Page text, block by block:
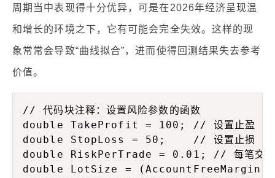
周期当中表现得十分优异，可是在2026年经济呈现温
和增长的环境之下，它有可能会完全失效。这样的现
象常常会导致“曲线拟合”，进而使得回测结果失去参考
价值。
// 代码块注释：设置风险参数的函数
double TakeProfit = 100; // 设置止盈
double StopLoss = 50;    // 设置止损
double RiskPerTrade = 0.01; // 每笔交易
double LotSize =